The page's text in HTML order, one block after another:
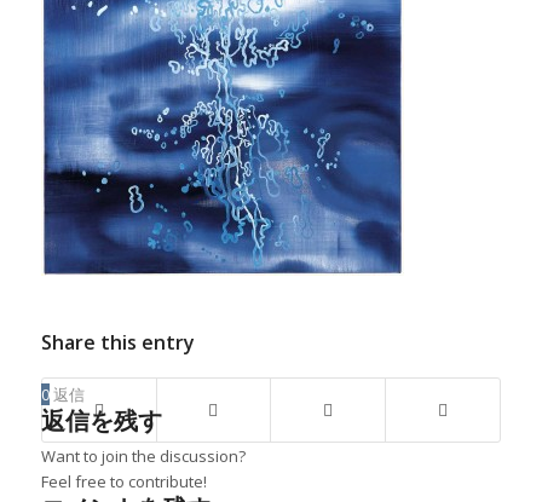
Share this entry
0返信
返信を残す
Want to join the discussion?
Feel free to contribute!